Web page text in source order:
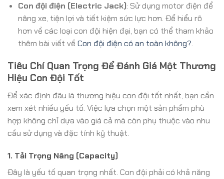
Con đội điện (Electric Jack): Sử dụng motor điện để
nâng xe, tiện lợi và tiết kiệm sức lực hơn. Để hiểu rõ
hơn về các loại con đội hiện đại, bạn có thể tham khảo
thêm bài viết về Con đội điện có an toàn không?.
Tiêu Chí Quan Trọng Để Đánh Giá Một Thương
Hiệu Con Đội Tốt
Để xác định đâu là thương hiệu con đội tốt nhất, bạn cần
xem xét nhiều yếu tố. Việc lựa chọn một sản phẩm phù
hợp không chỉ dựa vào giá cả mà còn phụ thuộc vào nhu
cầu sử dụng và đặc tính kỹ thuật.
1. Tải Trọng Nâng (Capacity)
Đây là yếu tố quan trọng nhất. Con đội phải có khả năng